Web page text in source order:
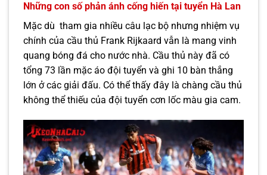
Những con số phản ánh cống hiến tại tuyển Hà Lan
Mặc dù tham gia nhiều câu lạc bộ nhưng nhiệm vụ
chính của cầu thủ Frank Rijkaard vẫn là mang vinh
quang bóng đá cho nước nhà. Cầu thủ này đã có
tổng 73 lần mặc áo đội tuyển và ghi 10 bàn thắng
lớn ở các giải đấu. Có thể thấy đây là chàng cầu thủ
không thể thiếu của đội tuyển cơn lốc màu gia cam.